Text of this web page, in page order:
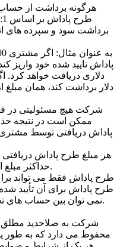
هرگونه برداشت از
برداشت سود و سپرده های
دلار برداشت کند، همان
شرکت هیچ مسئولیتی در
ممکن است در نتیجه
پاداش دریافتی توسط
هر مبلغ طرح پاداش
حداکثر مبلغ انباشته طرح پاداش است.
طرح پاداش فقط می تواند
طرح پاداش برای آن تأیید
نمی توان بین حساب های تجاری مشتری منتقل کرد.
شرکت به صلاحدید مطلق
محفوظ می دارد که به طور